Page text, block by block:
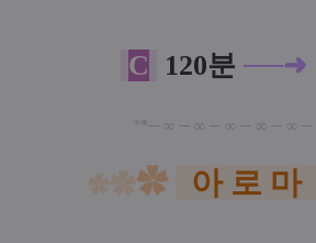
C 120분 ──➜
*─ ∞ ─ ∞ ─ ∞ ─ ∞ ─ ∞ ─
✿✿✿ 아 로 마